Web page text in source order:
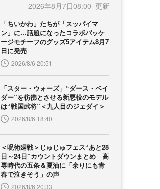
2026年8月7日08:00
「ちいかわ」たちが「スッパイマ
ン」に…話題になったコラボパッケ
ージモチーフのグッズ5アイテム8月7
日に発売
2026/8/6 20:51
「スター・ウォーズ」“ダース・ベイ
ダー”を彷彿とさせる新悪役のモデル
は“戦国武将”＜九人目のジェダイ＞
2026/8/6 18:40
＜呪術廻戦＞じゅじゅフェス“あと28
日～24日”カウントダウンまとめ 高
専時代の五条＆夏油に「余りにも青
春で泣きそう」の声
2026/8/6 20:33